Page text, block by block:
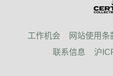
工作机会 网站使用条
联系信息
沪